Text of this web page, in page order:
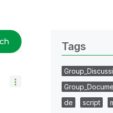
Tags
de
script